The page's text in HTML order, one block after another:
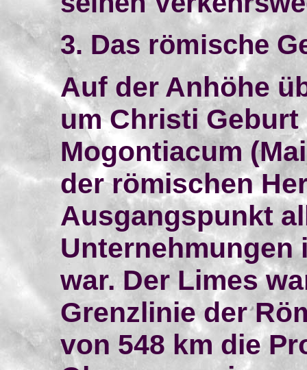
3. Das römische
Auf der Anhöhe
um Christi
Mogontiacum
der römischen
Ausgangspunkt
war. Der Limes
Grenzlinie der
von 548 km die